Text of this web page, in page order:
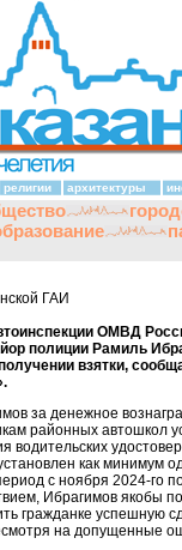
религии архитектуры
ГАИ
ОМВД
полиции Рамиль
взятки,
за денежное
районных автошкол
водительских
как минимум
с ноября 2024-го
Ибрагимов якобы
гражданке успешную
на допущенные